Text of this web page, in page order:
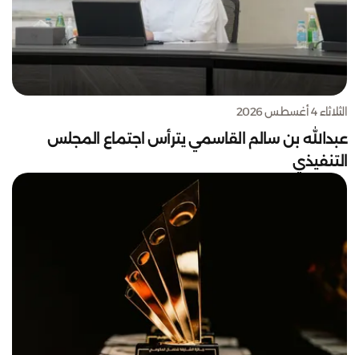
الثلاثاء 4 أغسطس 2026
عبدالله بن سالم القاسمي يترأس اجتماع المجلس
التنفيذي